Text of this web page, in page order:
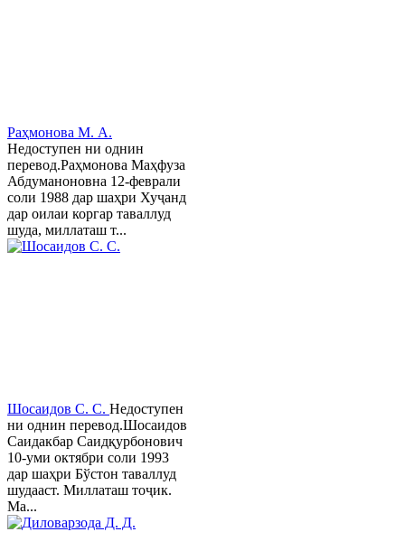
Раҳмонова М. А.
Недоступен ни однин
перевод.Раҳмонова Маҳфуза
Абдуманоновна 12-феврали
соли 1988 дар шаҳри Хуҷанд
дар оилаи коргар таваллуд
шуда, миллаташ т...
Шосаидов С. С. Недоступен
ни однин перевод.Шосаидов
Саидакбар Саидқурбонович
10-уми октябри соли 1993
дар шаҳри Бўстон таваллуд
шудааст. Миллаташ тоҷик.
Ма...